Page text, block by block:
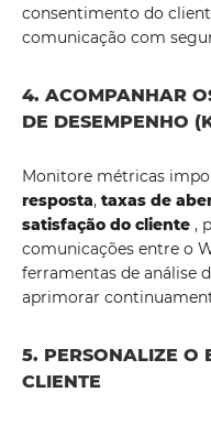
consentimento do
comunicação com
4. ACOMPANHAR
DE DESEMPENHO
Monitore métricas
resposta, taxas de
satisfação do cliente ,
comunicações entre o
ferramentas de análise
aprimorar
5. PERSONALIZE O
CLIENTE